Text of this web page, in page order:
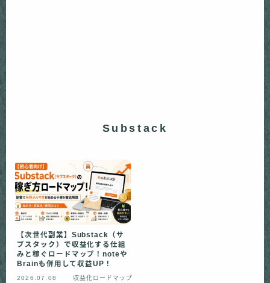
Substack
【次世代副業】Substack（サ
ブスタック）で収益化する仕組
みと稼ぐロードマップ！noteや
Brainも併用して収益UP！
2026.07.08 収益化ロードマップ